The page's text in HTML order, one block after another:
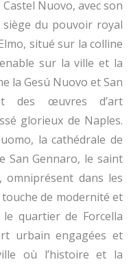
Nuovo, avec son
du pouvoir royal
situé sur la colline
sur la ville et la
la Gesú Nuovo et San
des œuvres d’art
glorieux de Naples.
la cathédrale de
San Gennaro, le saint
dans les
de modernité et
quartier de Forcella
urbain engagées et
où l’histoire et la